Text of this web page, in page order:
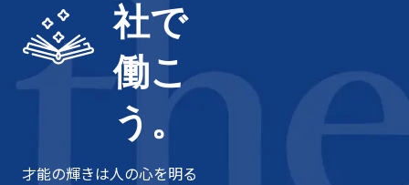
社で
働こ
う。
才能の輝きは人の心を明る